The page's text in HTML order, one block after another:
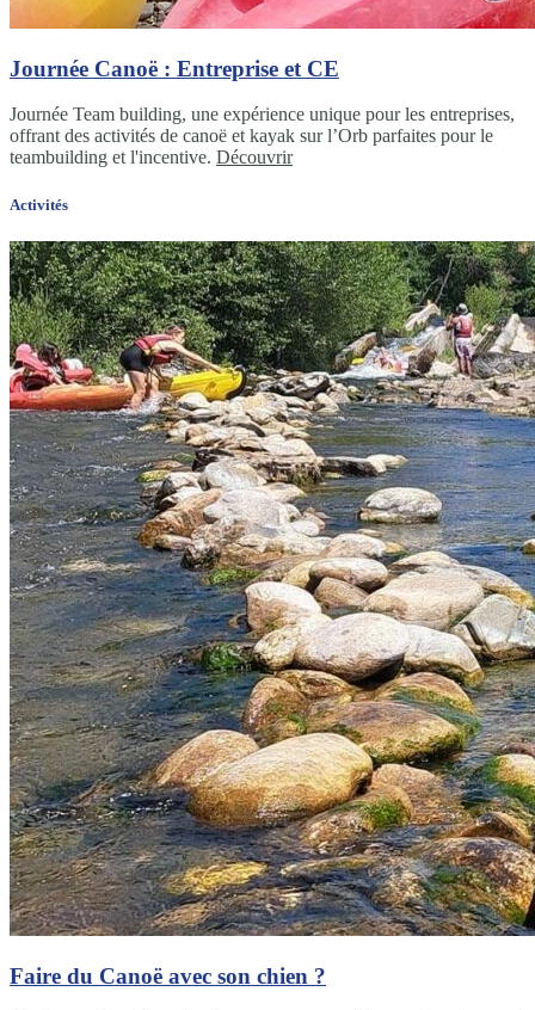
Journée Canoë : Entreprise et CE
Journée Team building, une expérience unique pour les entreprises,
offrant des activités de canoë et kayak sur l’Orb parfaites pour le
teambuilding et l'incentive. Découvrir
Activités
Faire du Canoë avec son chien ?